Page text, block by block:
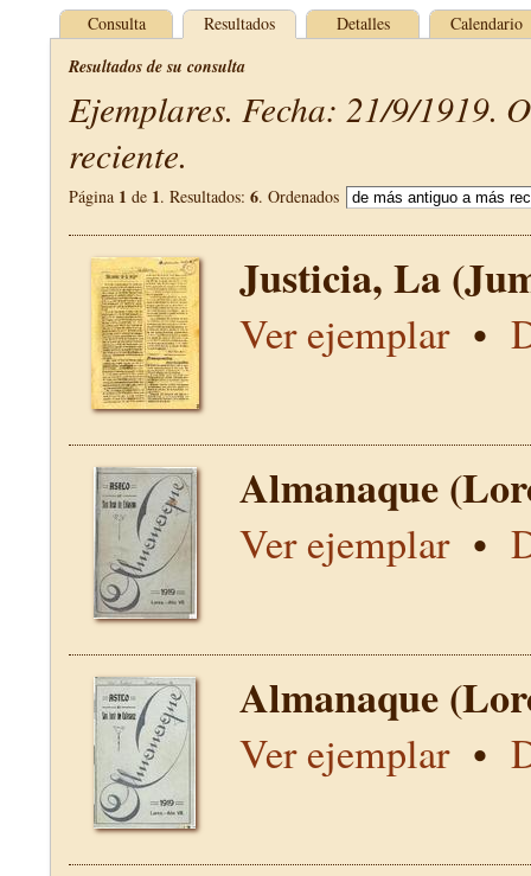
Consulta Resultados Detalles Calendario
Resultados de su consulta
Ejemplares. Fecha: 21/9/1919.
reciente.
Página 1 de 1. Resultados: 6. Ordenados
Justicia, La
Ver ejemplar•
Almanaque
Ver ejemplar•
Almanaque
Ver ejemplar•